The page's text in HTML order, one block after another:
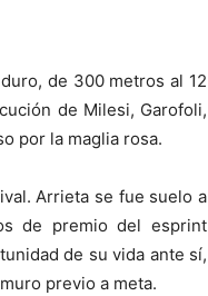
de 300 metros al 12
de Milesi, Garofoli,
por la maglia rosa.
Arrieta se fue suelo a
de premio del esprint
de su vida ante sí,
previo a meta.